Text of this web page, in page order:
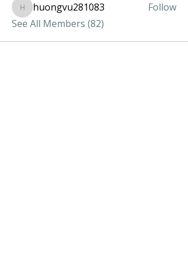
huongvu281083
huongvu281083
Follow
See All Members (82)